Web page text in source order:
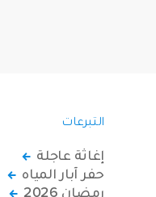
التبرعات
إغاثة عاجلة
حفر آبار المياه
رمضان 2026